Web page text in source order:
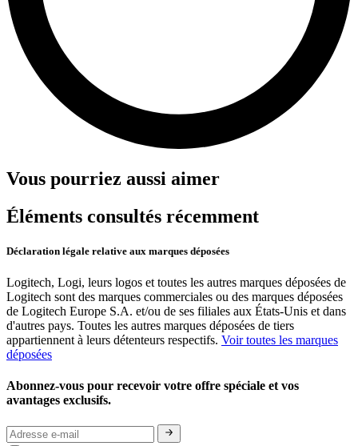
Vous pourriez aussi aimer
Éléments consultés récemment
Déclaration légale relative aux marques déposées
Logitech, Logi, leurs logos et toutes les autres marques déposées de
Logitech sont des marques commerciales ou des marques déposées
de Logitech Europe S.A. et/ou de ses filiales aux États-Unis et dans
d'autres pays. Toutes les autres marques déposées de tiers
appartiennent à leurs détenteurs respectifs. Voir toutes les marques
déposées
Abonnez-vous pour recevoir votre offre spéciale et vos
avantages exclusifs.